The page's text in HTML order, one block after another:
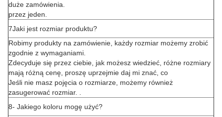
duże zamówienia.
przez jeden.
7Jaki jest rozmiar produktu?
Robimy produkty na zamówienie, każdy rozmiar możemy zrobić
zgodnie z wymaganiami.
Zdecyduje się przez ciebie, jak możesz wiedzieć, różne rozmiary
mają różną cenę, proszę uprzejmie daj mi znać, co
Jeśli nie masz pojęcia o rozmiarze, możemy również
zasugerować rozmiar. .
8- Jakiego koloru mogę użyć?